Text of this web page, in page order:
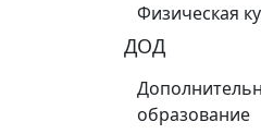
Физическая
ДОД
образование